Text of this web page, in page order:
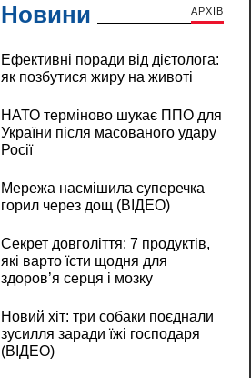
Новини АРХІВ
Ефективні поради від дієтолога:
як позбутися жиру на животі
НАТО терміново шукає ППО для
України після масованого удару
Росії
Мережа насмішила суперечка
горил через дощ (ВІДЕО)
Секрет довголіття: 7 продуктів,
які варто їсти щодня для
здоров’я серця і мозку
Новий хіт: три собаки поєднали
зусилля заради їжі господаря
(ВІДЕО)